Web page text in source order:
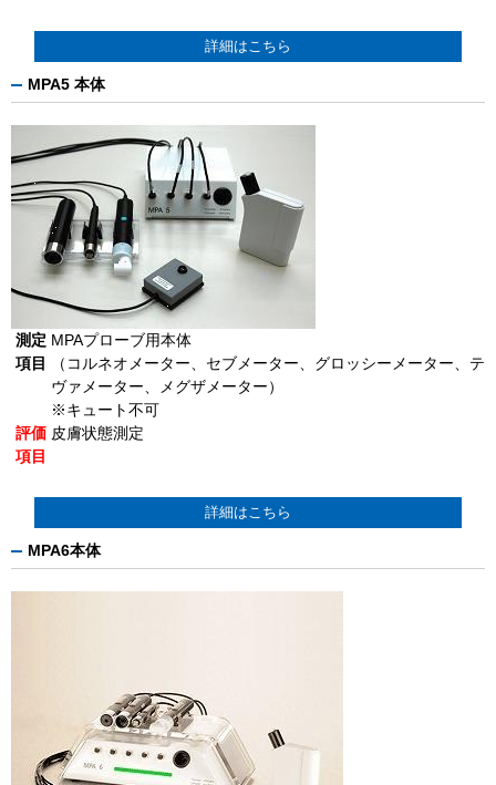
詳細はこちら
MPA5 本体
測定
項目
MPAプローブ用本体
（コルネオメーター、セブメーター、グロッシーメーター、テ
ヴァメーター、メグザメーター）
※キュート不可
評価
項目
皮膚状態測定
詳細はこちら
MPA6本体